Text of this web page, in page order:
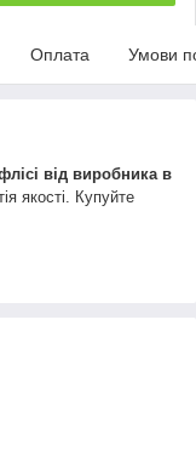
Оплата Умови
від виробника в
якості. Купуйте